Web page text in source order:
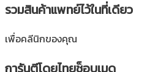
รวมสินค้าแพทย์ไว้ในที่เดียว
เพื่อคลีนิกของคุณ
การันตีโดยไทยช็อบเมด